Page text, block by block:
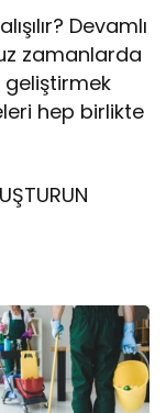
Devamlı
zamanlarda
geliştirmek
hep birlikte